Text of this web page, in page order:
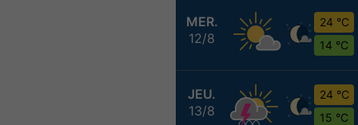
MER.
12/8
24 °C
14 °C
JEU.
13/8
24 °C
15 °C